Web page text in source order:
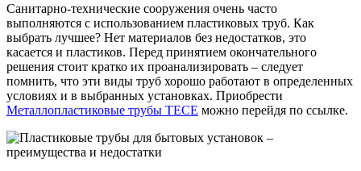
Санитарно-технические сооружения очень часто
выполняются с использованием пластиковых труб. Как
выбрать лучшее? Нет материалов без недостатков, это
касается и пластиков. Перед принятием окончательного
решения стоит кратко их проанализировать – следует
помнить, что эти виды труб хорошо работают в определенных
условиях и в выбранных установках. Приобрести
Металлопластиковые трубы TECE можно перейдя по ссылке.